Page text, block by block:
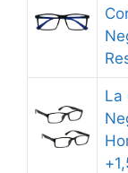
La